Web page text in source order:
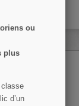
S’ABONNER
ou
plus
classe
d’un